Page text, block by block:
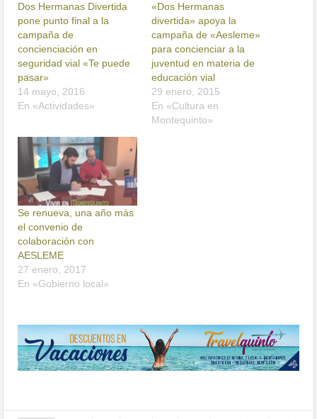
Dos Hermanas Divertida
pone punto final a la
campaña de
concienciación en
seguridad vial «Te puede
pasar»
14 mayo, 2016
En «Actividades»
«Dos Hermanas
divertida» apoya la
campaña de «Aesleme»
para concienciar a la
juventud en materia de
educación vial
29 enero, 2015
En «Cultura en
Montequinto»
Se renueva, una año más
el convenio de
colaboración con
AESLEME
27 enero, 2017
En «Gobierno local»